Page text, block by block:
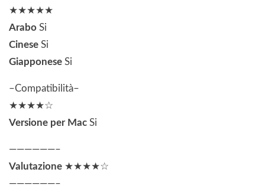
★★★★★
Arabo Si
Cinese Si
Giapponese Si
–Compatibilità–
★★★★☆
Versione per Mac Si
——————–
Valutazione ★★★★☆
——————–